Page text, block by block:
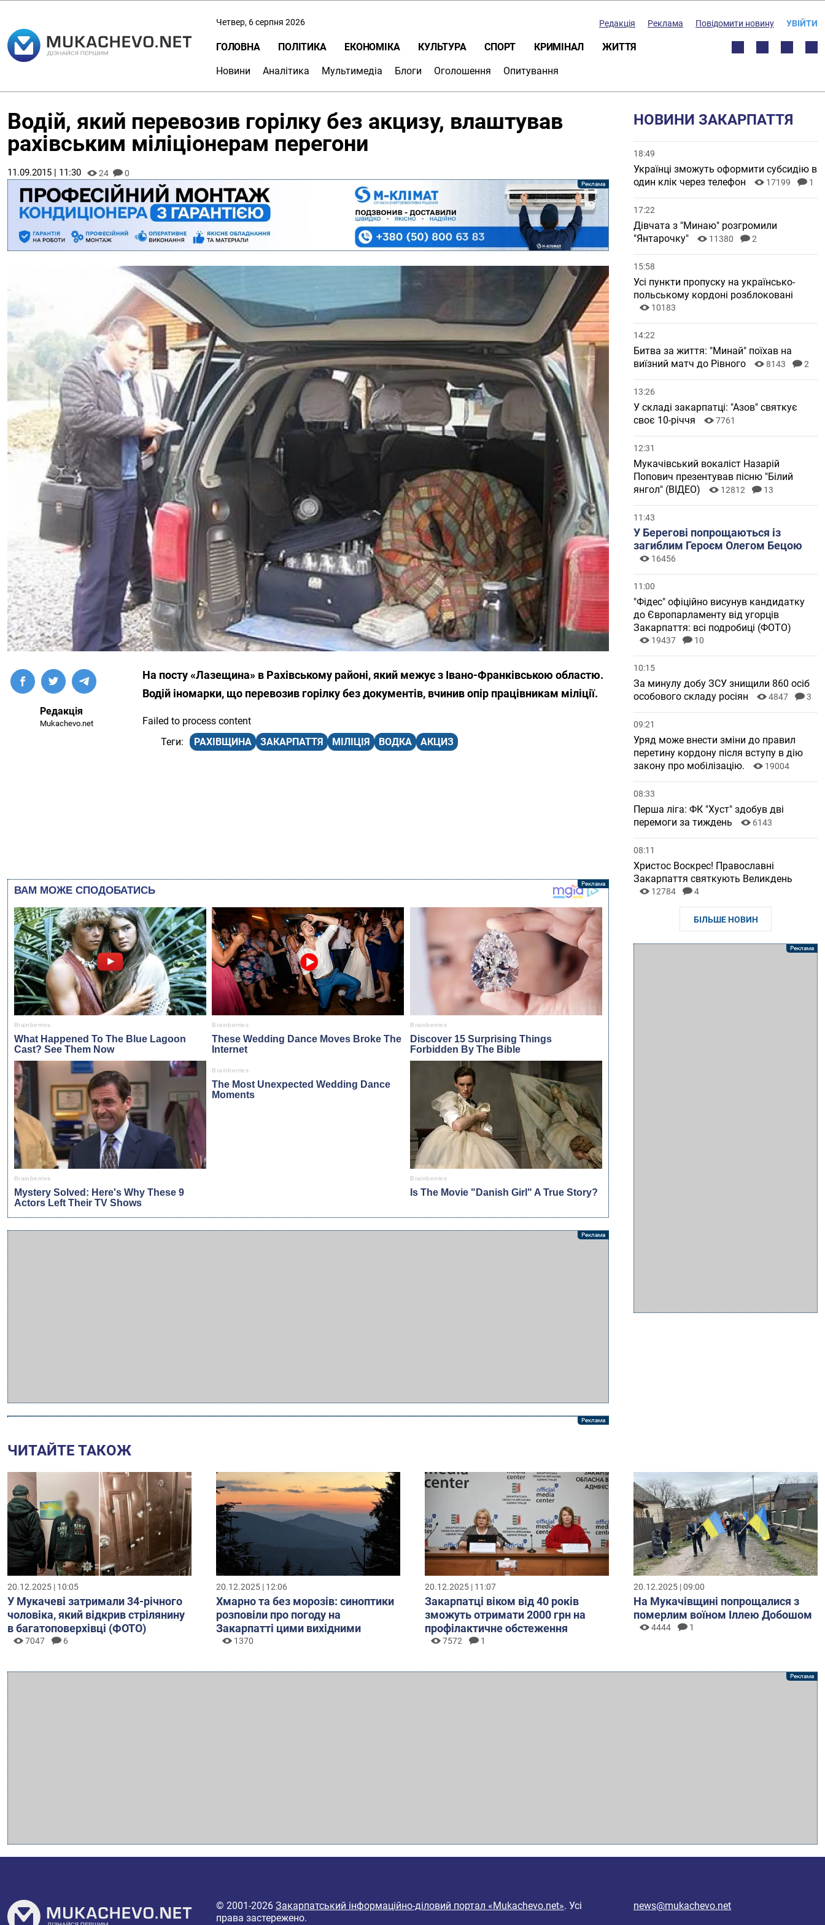
Четвер, 6 серпня 2026 Редакція Реклама Повідомити новину УВІЙТИ
ГОЛОВНА ПОЛІТИКА ЕКОНОМІКА КУЛЬТУРА СПОРТ КРИМІНАЛ ЖИТТЯ
Новини Аналітика Мультимедіа Блоги Оголошення Опитування
Водій, який перевозив горілку без акцизу, влаштував
рахівським міліціонерам перегони
11.09.2015 | 11:30 24 0
Редакція
Mukachevo.net
На посту «Лазещина» в Рахівському районі, який межує з Івано-Франківською областю.
Водій іномарки, що перевозив горілку без документів, вчинив опір працівникам міліції.
Failed to process content
РАХІВЩИНА
ЗАКАРПАТТЯ МІЛІЦІЯ ВОДКА АКЦИЗ
НОВИНИ ЗАКАРПАТТЯ
18:49
Українці зможуть оформити субсидію в
один клік через телефон
17199 1
17:22
Дівчата з "Минаю" розгромили
"Янтарочку"
11380 2
15:58
Усі пункти пропуску на українсько-
польському кордоні розблоковані
10183
14:22
Битва за життя: "Минай" поїхав на
виїзний матч до Рівного
8143 2
13:26
У складі закарпатці: "Азов" святкує
своє 10-річчя
7761
12:31
Мукачівський вокаліст Назарій
Попович презентував пісню "Білий
янгол" (ВІДЕО)
12812 13
11:43
У Берегові попрощаються із
загиблим Героєм Олегом Бецою
16456
11:00
"Фідес" офіційно висунув кандидатку
до Європарламенту від угорців
Закарпаття: всі подробиці (ФОТО)
19437 10
10:15
За минулу добу ЗСУ знищили 860 осіб
особового складу росіян
4847 3
09:21
Уряд може внести зміни до правил
перетину кордону після вступу в дію
закону про мобілізацію.
19004
08:33
Перша ліга: ФК "Хуст" здобув дві
перемоги за тиждень
6143
08:11
Христос Воскрес! Православні
Закарпаття святкують Великдень
12784 4
БІЛЬШЕ НОВИН
ЧИТАЙТЕ ТАКОЖ
20.12.2025 | 10:05
У Мукачеві затримали 34-річного
чоловіка, який відкрив стрілянину
в багатоповерхівці (ФОТО)
7047 6
20.12.2025 | 12:06
Хмарно та без морозів: синоптики
розповіли про погоду на
Закарпатті цими вихідними
1370
20.12.2025 | 11:07
Закарпатці віком від 40 років
зможуть отримати 2000 грн на
профілактичне обстеження
7572 1
20.12.2025 | 09:00
На Мукачівщині попрощалися з
померлим воїном Іллею Добошом
4444 1
© 2001-2026 Закарпатський інформаційно-діловий портал «Mukachevo.net». Усі
права застережено.
news@mukachevo.net